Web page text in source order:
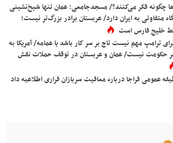
چگونه فکر می‌کنند؟/ مسجدجامعی: عمان تنها شیخ‌نشینی
متفاوتی به ایران دارد/ عربستان برادر بزرگ‌تر نیست؛
خلیج فارس است
ترامپ مهم نیست تاج بر سر کار باشد یا عمامه/ آمریکا به
حکومت نیست/ عمان و عربستان در توقف حملات نقش
عمومی فراجا درباره معافیت سربازان فراری اطلاعیه داد